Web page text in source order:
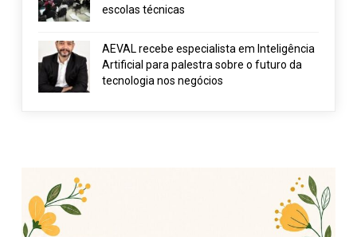
escolas técnicas
AEVAL recebe especialista em Inteligência
Artificial para palestra sobre o futuro da
tecnologia nos negócios